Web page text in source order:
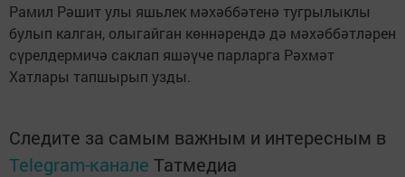
Рамил Рәшит улы яшьлек мәхәббәтенә тугрылыклы
булып калган, олыгайган көннәрендә дә мәхәббәтләрен
сүрелдермичә саклап яшәүче парларга Рәхмәт
Хатлары тапшырып узды.
Следите за самым важным и интересным в
Telegram-канале Татмедиа